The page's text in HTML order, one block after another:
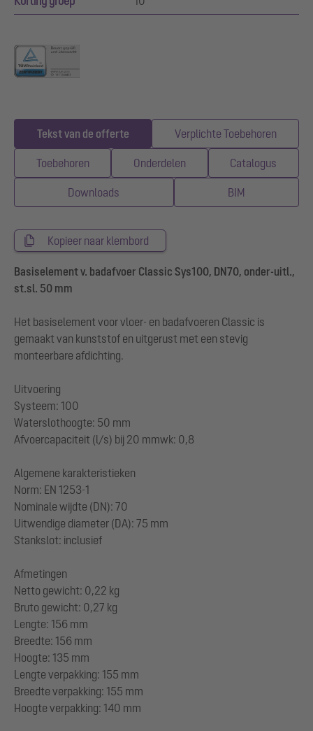
Tekst van de offerte Verplichte Toebehoren
Toebehoren Onderdelen Catalogus
Downloads BIM
Kopieer naar klembord
Basiselement v. badafvoer Classic Sys100, DN70, onder-uitl.,
st.sl. 50 mm
Het basiselement voor vloer- en badafvoeren Classic is
gemaakt van kunststof en uitgerust met een stevig
monteerbare afdichting.
Uitvoering
Systeem: 100
Waterslothoogte: 50 mm
Afvoercapaciteit (l/s) bij 20 mmwk: 0,8
Algemene karakteristieken
Norm: EN 1253-1
Nominale wijdte (DN): 70
Uitwendige diameter (DA): 75 mm
Stankslot: inclusief
Afmetingen
Netto gewicht: 0,22 kg
Bruto gewicht: 0,27 kg
Lengte: 156 mm
Breedte: 156 mm
Hoogte: 135 mm
Lengte verpakking: 155 mm
Breedte verpakking: 155 mm
Hoogte verpakking: 140 mm